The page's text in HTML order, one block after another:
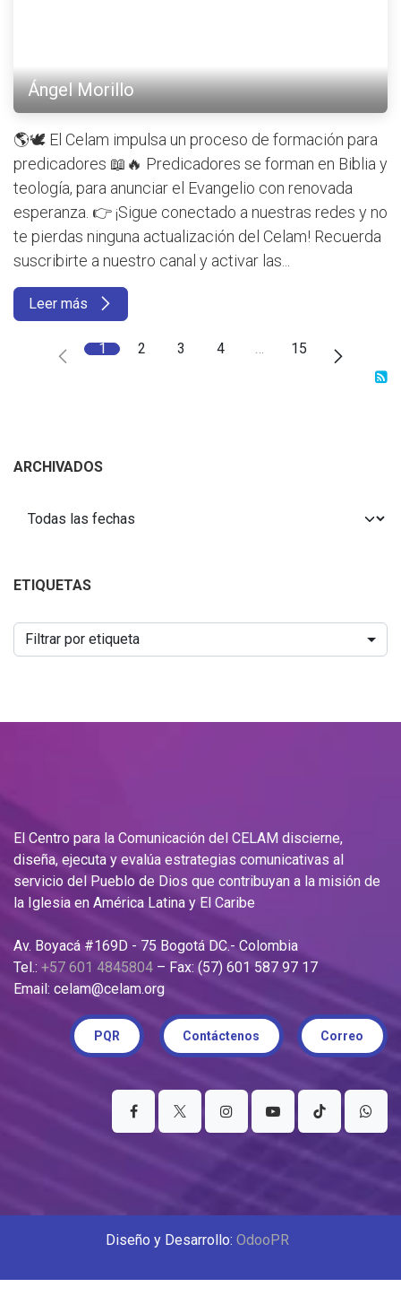
Ángel Morillo
🌎🕊️ El Celam impulsa un proceso de formación para
predicadores 📖🔥 Predicadores se forman en Biblia y
teología, para anunciar el Evangelio con renovada
esperanza. 👉 ¡Sigue conectado a nuestras redes y no
te pierdas ninguna actualización del Celam! Recuerda
suscribirte a nuestro canal y activar las...
Leer más
1 2 3 4 … 15
ARCHIVADOS
ETIQUETAS
Filtrar por etiqueta
El Centro para la Comunicación del CELAM discierne,
diseña, ejecuta y evalúa estrategias comunicativas al
servicio del Pueblo de Dios que contribuyan a la misión de
la Iglesia en América Latina y El Caribe
Av. Boyacá #169D - 75 Bogotá DC.- Colombia
Tel.: +57 601 4845804 – Fax: (57) 601 587 97 17
Email: celam@celam.org
PQR Contáctenos Correo
Diseño y Desarrollo: OdooPR